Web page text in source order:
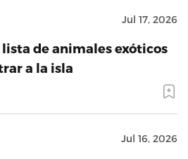
Jul 17, 2026
de animales exóticos
a la isla
Jul 16, 2026